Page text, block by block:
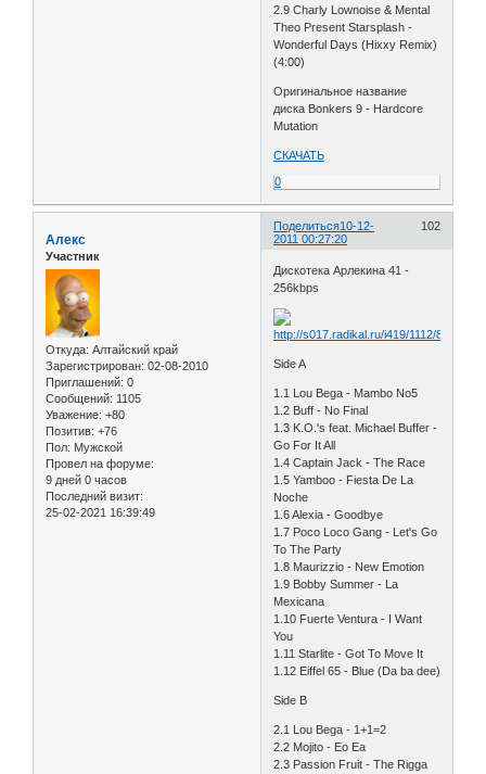
2.9 Charly Lownoise & Mental
Theo Present Starsplash -
Wonderful Days (Hixxy Remix)
(4:00)
Оригинальное название
диска Bonkers 9 - Hardcore
Mutation
СКАЧАТЬ
0
Поделиться 102
10-12-
2011 00:27:20
Алекс
Участник
Откуда: Алтайский край
Зарегистрирован: 02-08-2010
Приглашений: 0
Сообщений: 1105
Уважение: +80
Позитив: +76
Пол: Мужской
Провел на форуме:
9 дней 0 часов
Последний визит:
25-02-2021 16:39:49
Дискотека Арлекина 41 -
256kbps
Side A
1.1 Lou Bega - Mambo No5
1.2 Buff - No Final
1.3 K.O.'s feat. Michael Buffer -
Go For It All
1.4 Captain Jack - The Race
1.5 Yamboo - Fiesta De La
Noche
1.6 Alexia - Goodbye
1.7 Poco Loco Gang - Let's Go
To The Party
1.8 Maurizzio - New Emotion
1.9 Bobby Summer - La
Mexicana
1.10 Fuerte Ventura - I Want
You
1.11 Starlite - Got To Move It
1.12 Eiffel 65 - Blue (Da ba dee)
Side B
2.1 Lou Bega - 1+1=2
2.2 Mojito - Eo Ea
2.3 Passion Fruit - The Rigga